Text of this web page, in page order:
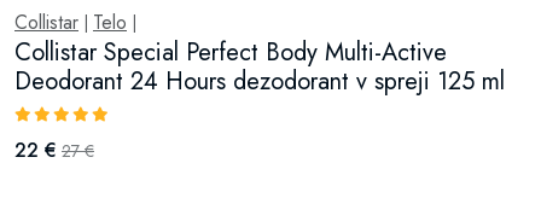
Collistar Telo
Collistar Special Perfect Body Multi-Active
Deodorant 24 Hours dezodorant v spreji 125 ml
22 € 27 €